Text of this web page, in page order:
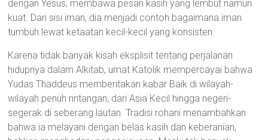
dengan Yesus, membawa pesan kasih yang lembut namun
kuat. Dari sisi iman, dia menjadi contoh bagaimana iman
tumbuh lewat ketaatan kecil-kecil yang konsisten.
Karena tidak banyak kisah eksplisit tentang perjalanan
hidupnya dalam Alkitab, umat Katolik mempercayai bahwa
Yudas Thaddeus memberitakan kabar Baik di wilayah-
wilayah penuh rintangan, dari Asia Kecil hingga negeri-
segerak di seberang lautan. Tradisi rohani menambahkan
bahwa ia melayani dengan belas kasih dan keberanian,